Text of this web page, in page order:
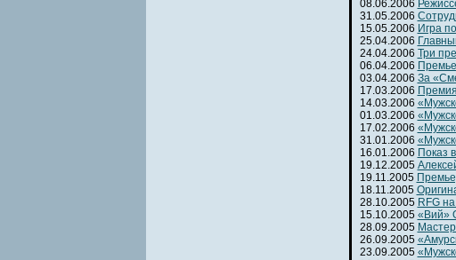
08.06.2006
31.05.2006
15.05.2006 Игра
25.04.2006
24.04.2006 Три
06.04.2006
03.04.2006 За
17.03.2006
14.03.2006
01.03.2006
17.02.2006
31.01.2006
16.01.2006 Показ
19.12.2005
19.11.2005
18.11.2005
28.10.2005 RFG
15.10.2005 «Вий»
28.09.2005
26.09.2005
23.09.2005